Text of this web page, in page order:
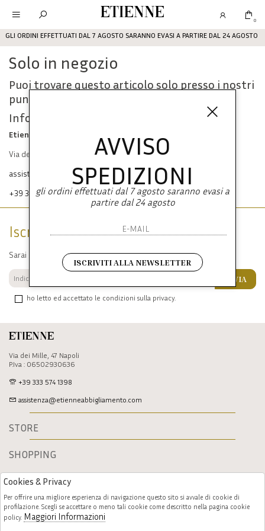
GLI ORDINI EFFETTUATI DAL 7 AGOSTO SARANNO EVASI A PARTIRE DAL 24 AGOSTO
Etienne 0
Solo in negozio
Puoi trovare questo articolo solo presso i nostri
punti vendita:
Info contatti
Etienne srl
Via dei Mille, 47 80121 Napoli
assistenza@etienneabbigliamento.com
+39 333 574 1398
Etienne
Via dei Mille, 47 Napoli
P.Iva : 06502930636
+39 333 574 1398
assistenza@etienneabbigliamento.com
STORE
SHOPPING
Iscriviti alla newsletter
Sarai sempre aggiornato su offerte e promozioni.
ho letto ed accettato le condizioni sulla privacy.
INVIA
AVVISO
SPEDIZIONI
gli ordini effettuati dal 7 agosto saranno evasi a
partire dal 24 agosto
ISCRIVITI ALLA NEWSLETTER
Cookies & Privacy
Per offrire una migliore esperienza di navigazione questo sito si avvale di cookie di
profilazione. Scegli se accettare o meno tali cookie come descritto nella pagina cookie
policy. Maggiori Informazioni